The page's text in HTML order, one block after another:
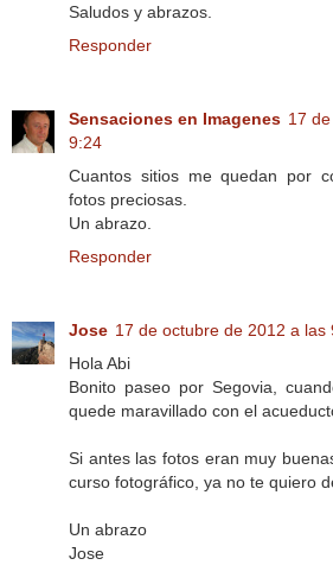
Saludos y abrazos.
Responder
Sensaciones en Imagenes 17
9:24
Cuantos sitios me quedan por
fotos preciosas.
Un abrazo.
Responder
Jose 17 de octubre de 2012 a las
Hola Abi
Bonito paseo por Segovia,
quede maravillado con el
Si antes las fotos eran muy
curso fotográfico, ya no te quiero
Un abrazo
Jose